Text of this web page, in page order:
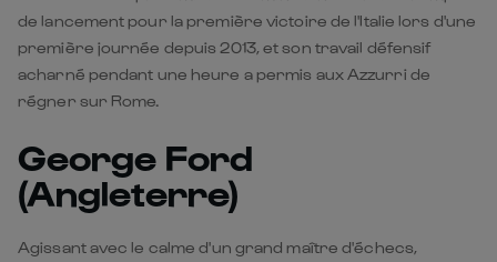
de lancement pour la première victoire de l'Italie lors d'une
première journée depuis 2013, et son travail défensif
acharné pendant une heure a permis aux Azzurri de
régner sur Rome.
George Ford
(Angleterre)
Agissant avec le calme d'un grand maître d'échecs,